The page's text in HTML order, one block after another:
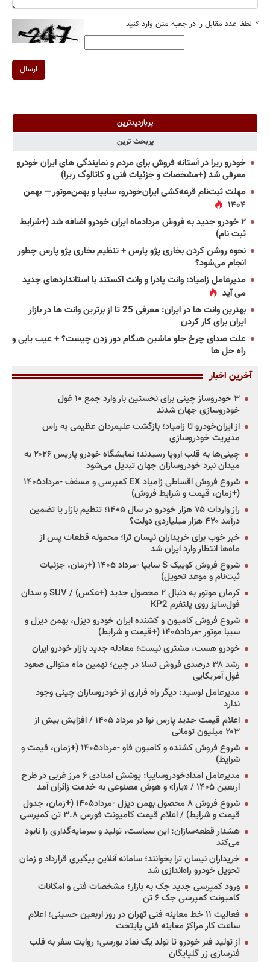
* لطفا عدد مقابل را در جعبه متن وارد کنید
ارسال
پربازدیدترین
پربحث ترین
خودرو ریرا در آستانه فروش برای مردم و نمایندگی های ایران خودرو
معرفی شد (+مشخصات و جزئیات فنی و کاتالوگ ریرا)
مهلت ثبت‌نام قرعه‌کشی ایران‌خودرو، سایپا و بهمن‌موتور — بهمن
۱۴۰۴
۲ خودرو جدید به فروش مردادماه ایران خودرو اضافه شد (+شرایط
ثبت نام)
نحوه روشن کردن بخاری پژو پارس + تنظیم بخاری پژو پارس چطور
انجام می‌شود؟
مدیرعامل زامیاد: وانت پادرا و وانت اکستند با استانداردهای جدید
می آید
بهترین وانت ها در ایران: معرفی 25 تا از برترین وانت ها در بازار
ایران برای کار کردن
علت صدای چرخ جلو ماشین هنگام دور زدن چیست؟ + عیب یابی و
راه حل ها
آخرین اخبار
۳ خودروساز چینی برای نخستین بار وارد جمع ۱۰ غول
خودروسازی جهان شدند
از ایران‌خودرو تا زامیاد؛ بازگشت علیمردان عظیمی به راس
مدیریت خودروسازی
چینی‌ها به قلب اروپا رسیدند؛ نمایشگاه خودرو پاریس ۲۰۲۶ به
میدان نبرد خودروسازان جهان تبدیل می‌شود
شروع فروش اقساطی زامیاد EX کمپرسی و مسقف -مرداد۱۴۰۵
(+زمان، قیمت و شرایط فروش)
راز واردات ۷۵ هزار خودرو در سال ۱۴۰۵؛ تنظیم بازار یا تضمین
درآمد ۴۲۰ هزار میلیاردی دولت؟
خبر خوب برای خریداران نیسان ترا؛ محموله قطعات پس از
ماه‌ها انتظار وارد ایران شد
شروع فروش کوییک S سایپا -مرداد ۱۴۰۵ (+زمان، جزئیات
ثبت‌نام و موعد تحویل)
کرمان موتور به دنبال ۲ محصول جدید (+عکس) / SUV و سدان
فول‌سایز روی پلتفرم KP2
شروع فروش کامیون و کشنده ایران خودرو دیزل، بهمن دیزل و
سیبا موتور -مرداد۱۴۰۵ (+قیمت و شرایط)
خودرو هست، مشتری نیست؛ معادله جدید بازار خودرو ایران
رشد ۳۸ درصدی فروش تسلا در چین؛ نهمین ماه متوالی صعود
غول آمریکایی
مدیرعامل لوسید: دیگر راه فراری از خودروسازان چینی وجود
ندارد
اعلام قیمت جدید پارس نوا در مرداد ۱۴۰۵ / افزایش بیش از
۲۰۳ میلیون تومانی
شروع فروش کشنده و کامیون فاو -مرداد۱۴۰۵ (+زمان، قیمت و
شرایط)
مدیرعامل امدادخودروسایپا: پوشش امدادی ۶ مرز غربی در طرح
اربعین ۱۴۰۵ / «یارا» و هوش مصنوعی به خدمت زائران آمد
شروع فروش ۸ محصول بهمن دیزل -مرداد۱۴۰۵ (+زمان، جدول
قیمت و شرایط) / اعلام قیمت کامیونت فورس ۳.۸ تن کمپرسی
هشدار قطعه‌سازان: این سیاست، تولید و سرمایه‌گذاری را نابود
می‌کند
خریداران نیسان ترا بخوانند؛ سامانه آنلاین پیگیری قرارداد و زمان
تحویل خودرو راه‌اندازی شد
ورود کمپرسی جدید جک به بازار؛ مشخصات فنی و امکانات
کامیونت کمپرسی جک ۶ تن
فعالیت ۱۱ خط معاینه فنی تهران در روز اربعین حسینی؛ اعلام
ساعت کار مراکز معاینه فنی پایتخت
از تولید فنر خودرو تا تولد یک نماد بورسی؛ روایت سفر به قلب
فنرسازی زر گلپایگان